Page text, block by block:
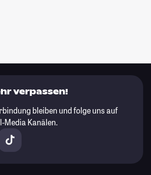
verpassen!
bleiben und folge uns auf
Media Kanälen.